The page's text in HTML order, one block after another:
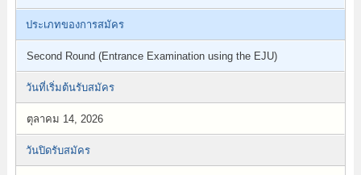
ประเภทของการสมัคร
Second Round (Entrance Examination using the EJU)
วันที่เริ่มต้นรับสมัคร
ตุลาคม 14, 2026
วันปิดรับสมัคร